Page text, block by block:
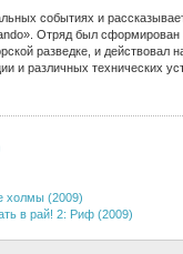
событиях и
Отряд был
разведке, и действовал
и различных технических
холмы (2009)
в рай! 2: Риф (2009)